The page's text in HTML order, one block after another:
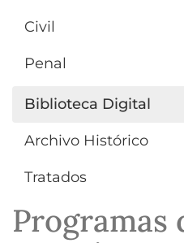
Civil
Penal
Biblioteca Digital
Archivo Histórico
Tratados
Programas